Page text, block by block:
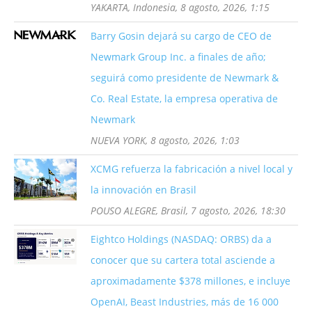
YAKARTA, Indonesia, 8 agosto, 2026, 1:15
Barry Gosin dejará su cargo de CEO de
Newmark Group Inc. a finales de año;
seguirá como presidente de Newmark &
Co. Real Estate, la empresa operativa de
Newmark
NUEVA YORK, 8 agosto, 2026, 1:03
XCMG refuerza la fabricación a nivel local y
la innovación en Brasil
POUSO ALEGRE, Brasil, 7 agosto, 2026, 18:30
Eightco Holdings (NASDAQ: ORBS) da a
conocer que su cartera total asciende a
aproximadamente $378 millones, e incluye
OpenAI, Beast Industries, más de 16 000